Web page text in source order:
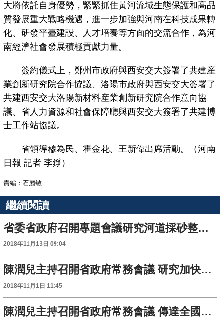
大將依託自身優勢，緊緊抓住黃河流域生態保護和高品
質發展重大戰略機遇，進一步加強與河南在科技成果轉
化、研發平臺建設、人才培養等方面的交流合作，為河
南經濟社會發展積極貢獻力量。
簽約儀式上，鄭州市政府與西安交大簽署了共建産
業創新研究院合作協議、洛陽市政府與西安交大簽署了
共建西安交大洛陽新材料産業創新研究院合作意向協
議、省人力資源和社會保障廳與西安交大簽署了共建博
士工作站協議。
省領導穆為民、霍金花、王新偉出席活動。（河南
日報 記者 李錚）
責編：石麗敏
繼續閱讀
省委省政府召開專題會議研究河道採砂整治工作 王國生陳潤兒出席會議
2018年11月13日 09:04
陳潤兒主持召開省政府常務會議 研究加快推進自由貿易試驗區的建設
2018年11月1日 11:45
陳潤兒主持召開省政府常務會議 傳達全國易地扶貧搬遷現場會議精神聽取五大專項脫貧方案實施情況彙報